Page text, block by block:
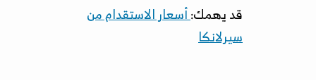
قد يهمك:أسعار الاستقدام من
سيرلانكا